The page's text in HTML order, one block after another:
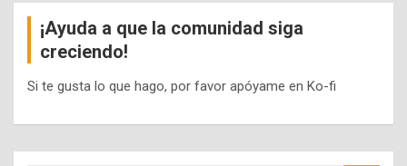
¡Ayuda a que la comunidad siga
creciendo!
Si te gusta lo que hago, por favor apóyame en Ko-fi